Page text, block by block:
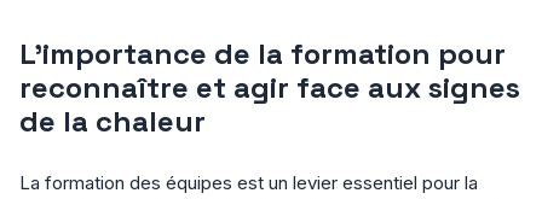
L’importance de la formation pour
reconnaître et agir face aux signes
de la chaleur
La formation des équipes est un levier essentiel pour la